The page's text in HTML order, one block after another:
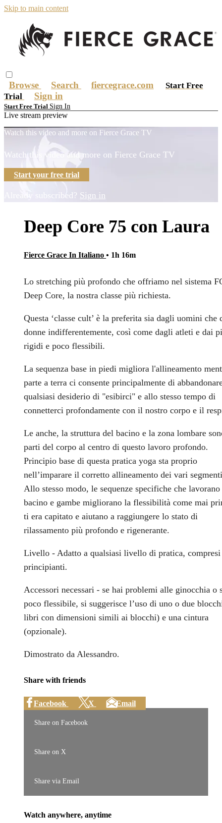
Skip to main content
Browse Search fiercegrace.com
Start Free
Trial
Sign in
Start Free Trial Sign In
Live stream preview
Watch this video and more on Fierce Grace TV
Watch this video and more on Fierce Grace TV
Start your free trial
Already subscribed? Sign in
Deep Core 75 con Laura
Fierce Grace In Italiano • 1h 16m
Lo stretching più profondo che offriamo nel sistema
Deep Core, la nostra classe più richiesta.
Questa ‘classe cult’ è la preferita sia dagli uomini che
donne indifferentemente, così come dagli atleti e dai
rigidi e poco flessibili.
La sequenza base in piedi migliora l'allineamento
parte a terra ci consente principalmente di
qualsiasi desiderio di "esibirci" e allo stesso tempo di
connetterci profondamente con il nostro corpo e il
Le anche, la struttura del bacino e la zona lombare
parti del corpo al centro di questo lavoro profondo.
Principio base di questa pratica yoga sta proprio
nell’imparare il corretto allineamento dei vari
Allo stesso modo, le sequenze specifiche che lavorano
bacino e gambe migliorano la flessibilità come mai
ti era capitato e aiutano a raggiungere lo stato di
rilassamento più profondo e rigenerante.
Livello - Adatto a qualsiasi livello di pratica,
principianti.
Accessori necessari - se hai problemi alle ginocchia o
poco flessibile, si suggerisce l’uso di uno o due
libri con dimensioni simili ai blocchi) e una cintura
(opzionale).
Dimostrato da Alessandro.
Share with friends
Facebook X Email
Share on Facebook
Share on X
Share via Email
Watch anywhere, anytime